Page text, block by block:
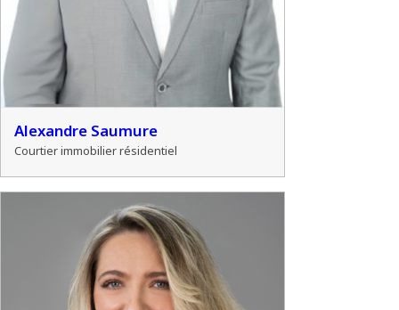
Alexandre Saumure
Courtier immobilier résidentiel